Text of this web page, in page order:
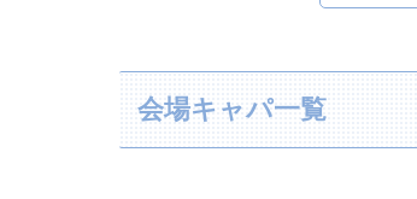
会場キャパ一覧